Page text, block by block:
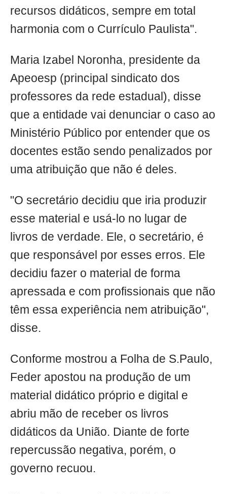
recursos didáticos, sempre em total
harmonia com o Currículo Paulista".
Maria Izabel Noronha, presidente da
Apeoesp (principal sindicato dos
professores da rede estadual), disse
que a entidade vai denunciar o caso ao
Ministério Público por entender que os
docentes estão sendo penalizados por
uma atribuição que não é deles.
"O secretário decidiu que iria produzir
esse material e usá-lo no lugar de
livros de verdade. Ele, o secretário, é
que responsável por esses erros. Ele
decidiu fazer o material de forma
apressada e com profissionais que não
têm essa experiência nem atribuição",
disse.
Conforme mostrou a Folha de S.Paulo,
Feder apostou na produção de um
material didático próprio e digital e
abriu mão de receber os livros
didáticos da União. Diante de forte
repercussão negativa, porém, o
governo recuou.